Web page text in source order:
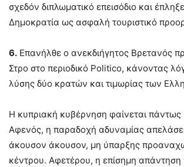
σχεδόν διπλωματικό επεισόδιο και
Δημοκρατία ως ασφαλή τουριστικό
6. Επανήλθε ο ανεκδιήγητος Βρετανός
Στρο στο περιοδικό Politico, κάνοντας
λύσης δύο κρατών και τιμωρίας των
Η κυπριακή κυβέρνηση φαίνεται πάντως
Αφενός, η παραδοχή αδυναμίας
άκουσον άκουσον, μη ύπαρξης
κέντρου. Αφετέρου, η επίσημη απάντηση